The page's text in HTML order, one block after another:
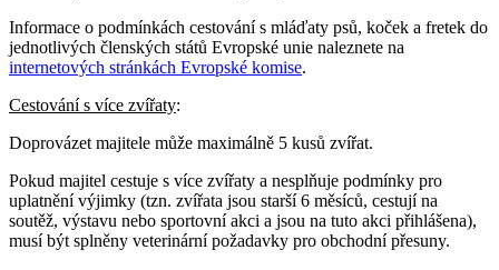
Informace o podmínkách cestování s mláďaty psů, koček a fretek do
jednotlivých členských států Evropské unie naleznete na
internetových stránkách Evropské komise.
Cestování s více zvířaty:
Doprovázet majitele může maximálně 5 kusů zvířat.
Pokud majitel cestuje s více zvířaty a nesplňuje podmínky pro
uplatnění výjimky (tzn. zvířata jsou starší 6 měsíců, cestují na
soutěž, výstavu nebo sportovní akci a jsou na tuto akci přihlášena),
musí být splněny veterinární požadavky pro obchodní přesuny.